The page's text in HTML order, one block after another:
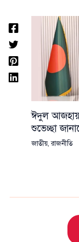
ঈদুল আজহায়
শুভেচ্ছা
জাতীয়,রাজনীতি